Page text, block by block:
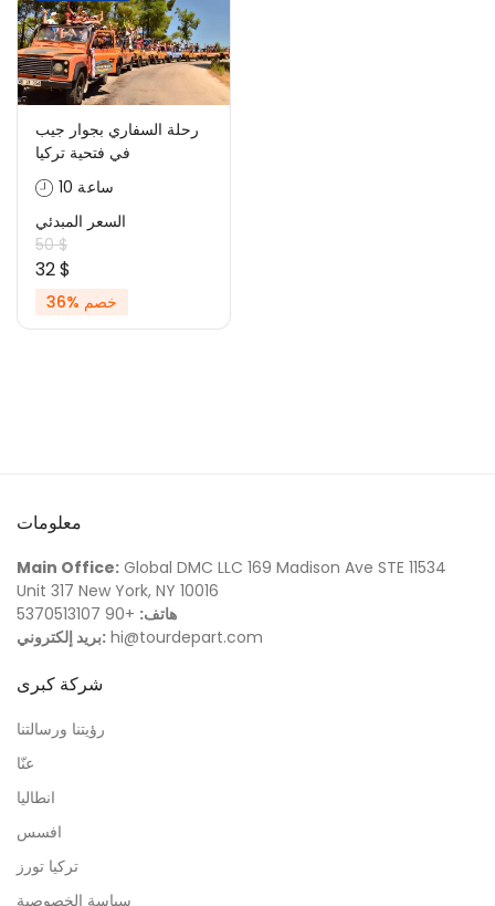
رحلة السفاري بجوار جيب
في فتحية تركيا
10 ساعة
السعر المبدئي
50 $
32 $
خصم %36
معلومات
Main Office: Global DMC LLC 169 Madison Ave STE 11534
Unit 317 New York, NY 10016
هاتف: +90 5370513107
بريد إلكتروني: hi@tourdepart.com
شركة كبرى
رؤيتنا ورسالتنا
عنّا
انطاليا
افسس
تركيا تورز
سياسة الخصوصية